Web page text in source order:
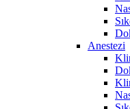
Anestezi